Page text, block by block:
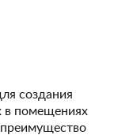
создания
в помещениях